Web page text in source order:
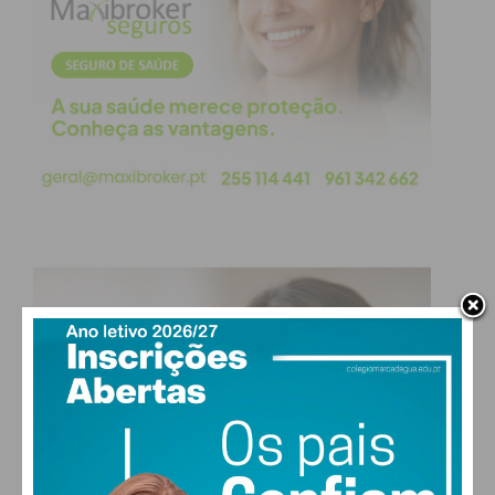
Pois é, os livros continuam a ser indispensáveis e
voltei a precisar de reler parte do último livro que
escrevi sobre Saramago para confirmar que isso,
um livro, é sempre objecto de interesse para o
leitor. Por isso também, desse livro, transcrevo o
sim mas, muitos dos que falaram, criticaram ou
disseram mal do escritor, não o leram… e ele é só o
nosso Prémio Nobel! Pela imaginação, pela
linguagem que inventou, pelo que disse, pelo que
argumentou… Afinal, parece, o homem e o escritor
coincidem, pelo que é preciso saber ler Saramago!
mais artigosna página de opinião